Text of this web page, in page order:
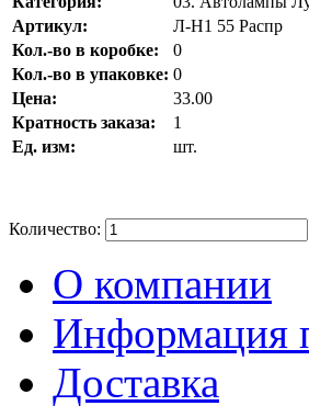
Артикул:
Л-Н1 55 Распр
Кол.-во в коробке:
0
Кол.-во в упаковке: 0
Цена:
33.00
Кратность заказа:
1
Ед. изм:
шт.
Количество:
О компании
Информация
Доставка